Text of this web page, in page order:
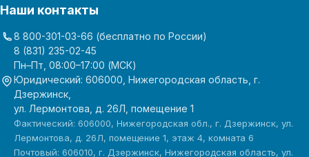
Наши контакты
8 800-301-03-66 (бесплатно по России)
8 (831) 235-02-45
Пн–Пт, 08:00–17:00 (МСК)
Юридический: 606000, Нижегородская область, г.
Дзержинск,
ул. Лермонтова, д. 26Л, помещение 1
Фактический: 606000, Нижегородская обл., г. Дзержинск, ул.
Лермонтова, д. 26Л, помещение 1, этаж 4, комната 6
Почтовый: 606010, г. Дзержинск, Нижегородская область, ул.